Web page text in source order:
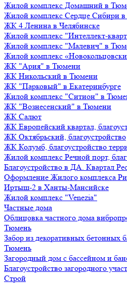
Жилой комплекс Домашний в
Жилой комплекс Сердце Сибири
ЖК 4 Ленина в Челябинске
Жилой комплекс "Интеллект-
Жилой комплекс "Малевич" в
Жилой комплекс
ЖК "Ария" в Тюмени
ЖК Никольский в Тюмени
ЖК "Парковый" в Екатеринбурге
Жилой комплекс "Ситион" в
ЖК "Вознесенский" в Тюмени
ЖК Салют
ЖК Европейский квартал,
ЖК Октябрьский, благоустройство
ЖК Колумб, благоустройство
Жилой комплекс Речной порт,
Благоустройство в ДА. Квартал
Оформление Жилого комплекса
Иртыш-2 в Ханты-Мансийске
Жилой комплекс "Venezia"
Частные дома
Облицовка частного дома
Тюмень
Забор из декоративных бетонных
Тюмень
Загородный дом с бассейном и
Благоустройство загородного
Строй